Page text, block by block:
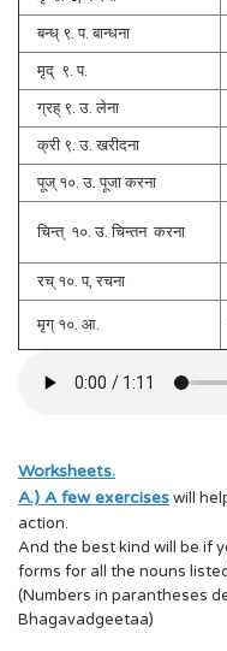
बन्ध् ९. प. बान्धना
मृद् ९. प.
ग्रह् ९. उ. लेना
क्री ९. उ. खरीदना
पूज् १०. उ. पूजा करना
चिन्त् १०. उ. चिन्तन करना
रच् १०. प, रचना
मृग् १०. आ.
Worksheets.
A.) A few exerciseswill
action.
And the best kind will be if
forms for all the nouns
(Numbers in parantheses
Bhagavadgeetaa)